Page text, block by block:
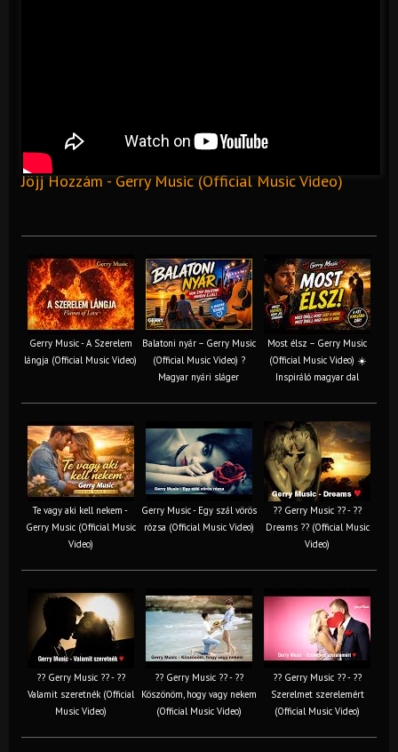
Jöjj Hozzám - Gerry Music (Official Music Video)
Gerry Music - A Szerelem
lángja (Official Music Video)
Balatoni nyár – Gerry Music
(Official Music Video) ?
Magyar nyári sláger
Most élsz – Gerry Music
(Official Music Video) ☀️
Inspiráló magyar dal
Te vagy aki kell nekem -
Gerry Music (Official Music
Video)
Gerry Music - Egy szál vörös
rózsa (Official Music Video)
?? Gerry Music ?? - ??
Dreams ?? (Official Music
Video)
?? Gerry Music ?? - ??
Valamit szeretnék (Official
Music Video)
?? Gerry Music ?? - ??
Köszönöm, hogy vagy nekem
(Official Music Video)
?? Gerry Music ?? - ??
Szerelmet szerelemért
(Official Music Video)